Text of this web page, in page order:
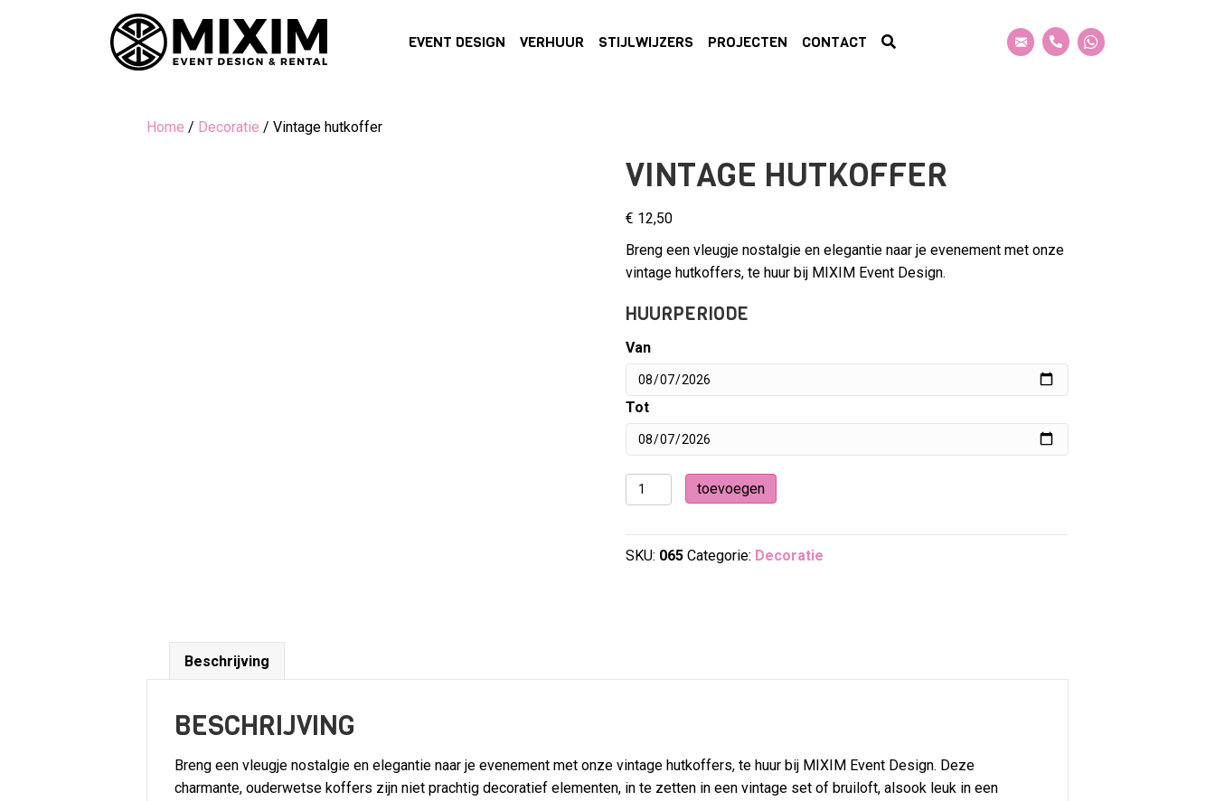
EVENT DESIGN VERHUUR STIJLWIJZERS PROJECTEN CONTACT
Home / Decoratie / Vintage hutkoffer
VINTAGE HUTKOFFER
€ 12,50
Breng een vleugje nostalgie en elegantie naar je evenement met onze
vintage hutkoffers, te huur bij MIXIM Event Design.
HUURPERIODE
Van
Tot
Vintage
hutkoffer
toevoegen
SKU: 065 Categorie: Decoratie
Beschrijving
BESCHRIJVING
Breng een vleugje nostalgie en elegantie naar je evenement met onze vintage hutkoffers, te huur bij MIXIM Event Design. Deze
charmante, ouderwetse koffers zijn niet prachtig decoratief elementen, in te zetten in een vintage set of bruiloft, alsook leuk in een